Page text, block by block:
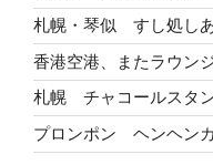
札幌・琴似 すし処し
香港空港、またラウン
札幌 チャコールスタ
プロンポン ヘンヘン